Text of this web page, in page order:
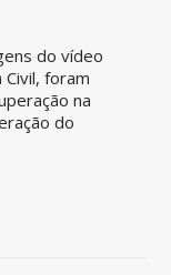
do vídeo
foram
na
do